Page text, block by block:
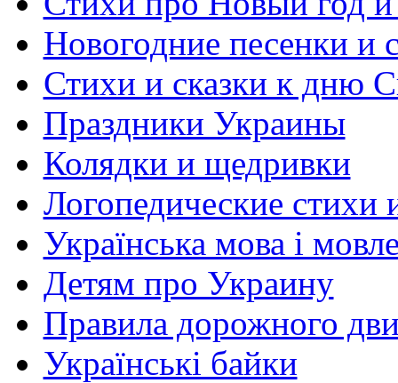
Новогодние песенки и
Стихи и сказки к дню
Праздники Украины
Колядки и щедривки
Логопедические стихи
Українська мова і
Детям про Украину
Правила дорожного
Українські байки